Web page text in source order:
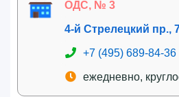
ОДС, № 3
4-й Стрелецкий пр.,
+7 (495) 689-84-36
ежедневно,